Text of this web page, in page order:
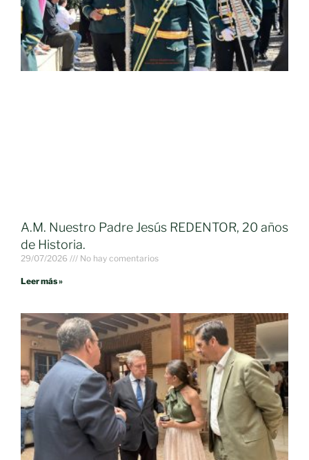
A.M. Nuestro Padre Jesús REDENTOR, 20 años
de Historia.
29/07/2026 No hay comentarios
Leer más »